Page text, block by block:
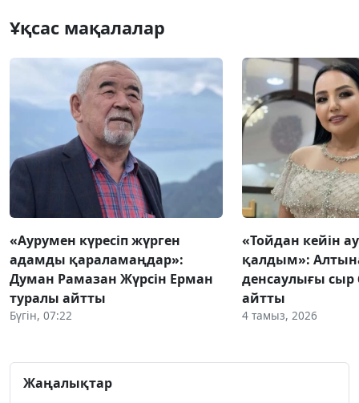
Ұқсас мақалалар
«Аурумен күресіп жүрген
адамды қараламаңдар»:
Думан Рамазан Жүрсін Ерман
туралы айтты
Бүгін, 07:22
«Тойдан кейін
қалдым»:
денсаулығы сыр
айтты
4 тамыз, 2026
Жаңалықтар